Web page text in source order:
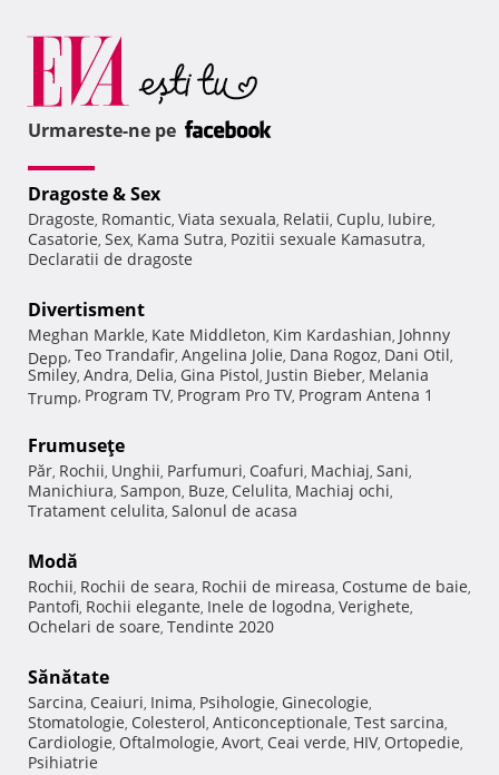
Urmareste-ne pe
Dragoste & Sex
Dragoste, Romantic, Viata sexuala, Relatii, Cuplu, Iubire,
Casatorie, Sex, Kama Sutra, Pozitii sexuale Kamasutra,
Declaratii de dragoste
Divertisment
Meghan Markle, Kate Middleton, Kim Kardashian, Johnny
Depp, Teo Trandafir, Angelina Jolie, Dana Rogoz, Dani Otil,
Smiley, Andra, Delia, Gina Pistol, Justin Bieber, Melania
Trump, Program TV, Program Pro TV, Program Antena 1
Frumuseţe
Păr, Rochii, Unghii, Parfumuri, Coafuri, Machiaj, Sani,
Manichiura, Sampon, Buze, Celulita, Machiaj ochi,
Tratament celulita, Salonul de acasa
Modă
Rochii, Rochii de seara, Rochii de mireasa, Costume de baie,
Pantofi, Rochii elegante, Inele de logodna, Verighete,
Ochelari de soare, Tendinte 2020
Sănătate
Sarcina, Ceaiuri, Inima, Psihologie, Ginecologie,
Stomatologie, Colesterol, Anticonceptionale, Test sarcina,
Cardiologie, Oftalmologie, Avort, Ceai verde, HIV, Ortopedie,
Psihiatrie